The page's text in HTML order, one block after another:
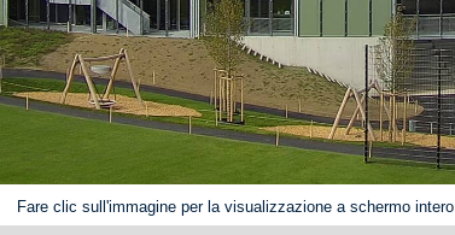
Fare clic sull'immagine per la visualizzazione a schermo intero